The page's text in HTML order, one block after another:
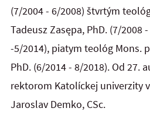
(7/2004 - 6/2008) štvrtým
Tadeusz Zasępa, PhD. (7/2008
-5/2014), piatym teológ Mons.
PhD. (6/2014 - 8/2018). Od 27.
rektorom Katolíckej univerzity
Jaroslav Demko, CSc.